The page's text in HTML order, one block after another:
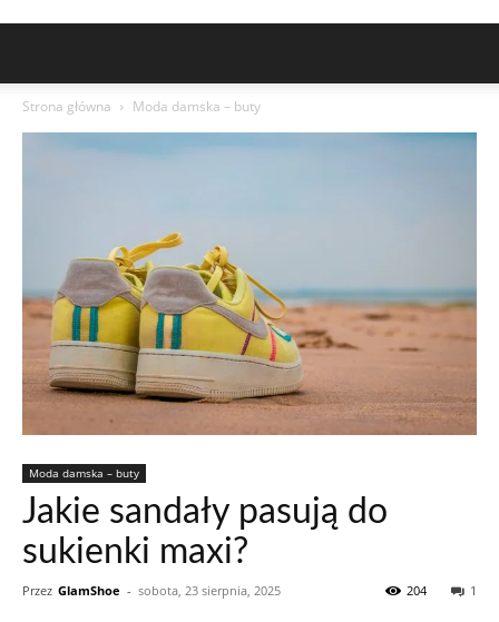
Strona główna Moda damska – buty
Moda damska – buty
Jakie sandały pasują do
sukienki maxi?
Przez GlamShoe - sobota, 23 sierpnia, 2025 1
204